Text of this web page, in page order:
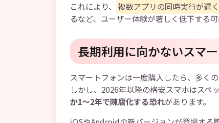
これにより、 複数アプリの同時実行が遅
るなど、ユーザー体験が著しく低下する
長期利用に向かないスマ
スマートフォンは一度購入したら、多く
しかし、2026年以降の格安スマホはスペ
か1～2年で陳腐化する恐れがあります。